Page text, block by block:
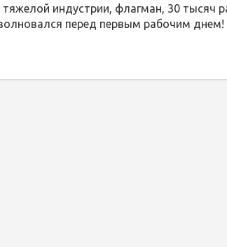
тяжелой индустрии, флагман, 30 тысяч
перед первым рабочим днем!